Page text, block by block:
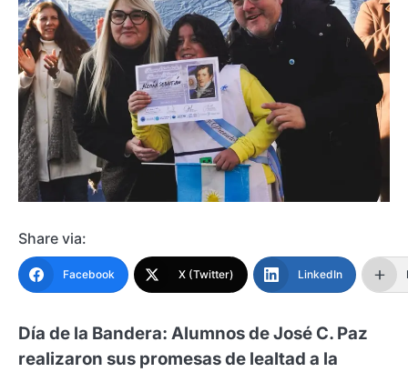
Share via:
Facebook X (Twitter) LinkedIn
Día de la Bandera: Alumnos de José C. Paz
realizaron sus promesas de lealtad a la